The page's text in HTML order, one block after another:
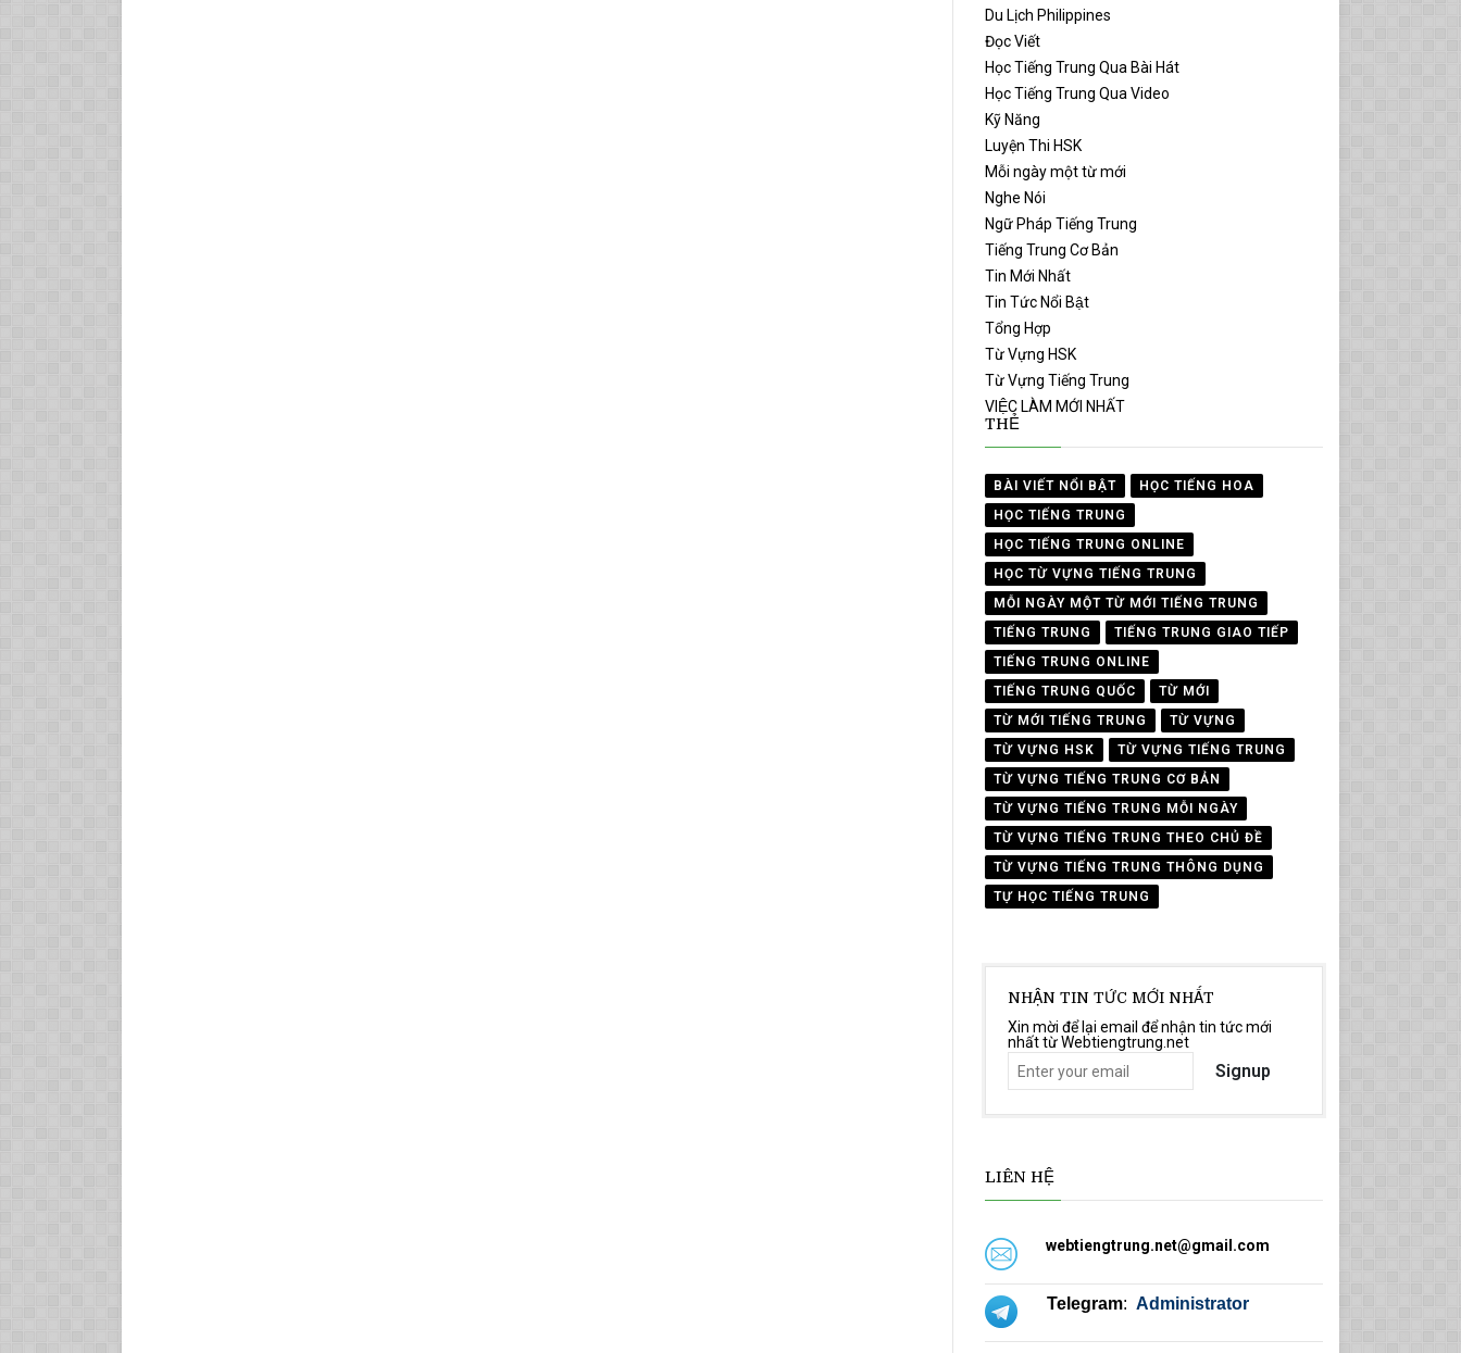
Du Lịch Philippines
Đọc Viết
Học Tiếng Trung Qua Bài Hát
Học Tiếng Trung Qua Video
Kỹ Năng
Luyện Thi HSK
Mỗi ngày một từ mới
Nghe Nói
Ngữ Pháp Tiếng Trung
Tiếng Trung Cơ Bản
Tin Mới Nhất
Tin Tức Nổi Bật
Tổng Hợp
Từ Vựng HSK
Từ Vựng Tiếng Trung
VIỆC LÀM MỚI NHẤT
THẺ
BÀI VIẾT NỔI BẬT
HỌC TIẾNG HOA
HỌC TIẾNG TRUNG
HỌC TIẾNG TRUNG ONLINE
HỌC TỪ VỰNG TIẾNG TRUNG
MỖI NGÀY MỘT TỪ MỚI TIẾNG TRUNG
TIẾNG TRUNG
TIẾNG TRUNG GIAO TIẾP
TIẾNG TRUNG ONLINE
TIẾNG TRUNG QUỐC
TỪ MỚI
TỪ MỚI TIẾNG TRUNG
TỪ VỰNG
TỪ VỰNG HSK
TỪ VỰNG TIẾNG TRUNG
TỪ VỰNG TIẾNG TRUNG CƠ BẢN
TỪ VỰNG TIẾNG TRUNG MỖI NGÀY
TỪ VỰNG TIẾNG TRUNG THEO CHỦ ĐỀ
TỪ VỰNG TIẾNG TRUNG THÔNG DỤNG
TỰ HỌC TIẾNG TRUNG
NHẬN TIN TỨC MỚI NHẤT
Xin mời để lại email để nhận tin tức mới
nhất từ Webtiengtrung.net
Signup
LIÊN HỆ
webtiengtrung.net@gmail.com
Telegram: Administrator